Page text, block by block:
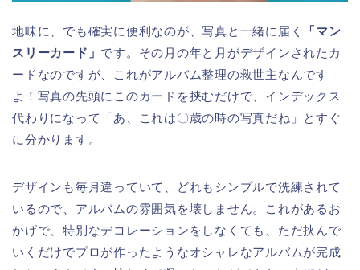
地味に、でも確実に便利なのが、写真と一緒に届く
「マン
スリーカード」 です。その月の年と月がデザインされたカ
ードなのですが、これがアルバム整理の救世主なんです
よ！写真の先頭にこのカードを挟むだけで、インデックス
代わりになって「あ、これは〇歳の時の写真だね」とすぐ
に分かります。
デザインも毎月違っていて、どれもシンプルで洗練されて
いるので、アルバムの雰囲気を壊しません。これがあるお
かげで、特別なデコレーションをしなくても、ただ挟んで
いくだけでプロが作ったようなオシャレなアルバムが完成